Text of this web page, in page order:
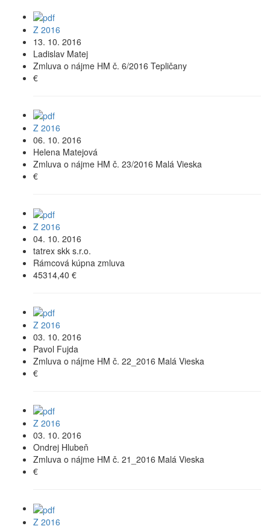
Z 2016
13. 10. 2016
Ladislav Matej
Zmluva o nájme HM č. 6/2016 Tepličany
€
Z 2016
06. 10. 2016
Helena Matejová
Zmluva o nájme HM č. 23/2016 Malá Vieska
€
Z 2016
04. 10. 2016
tatrex skk s.r.o.
Rámcová kúpna zmluva
45314,40 €
Z 2016
03. 10. 2016
Pavol Fujda
Zmluva o nájme HM č. 22_2016 Malá Vieska
€
Z 2016
03. 10. 2016
Ondrej Hlubeň
Zmluva o nájme HM č. 21_2016 Malá Vieska
€
Z 2016